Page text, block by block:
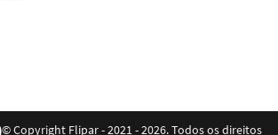
© Copyright Flipar - 2021 - 2026. Todos os direitos